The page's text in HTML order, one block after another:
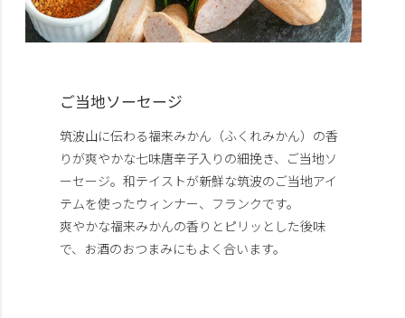
ご当地ソーセージ
筑波山に伝わる福来みかん（ふくれみかん）の香
りが爽やかな七味唐辛子入りの細挽き、ご当地ソ
ーセージ。和テイストが新鮮な筑波のご当地アイ
テムを使ったウィンナー、フランクです。
爽やかな福来みかんの香りとピリッとした後味
で、お酒のおつまみにもよく合います。